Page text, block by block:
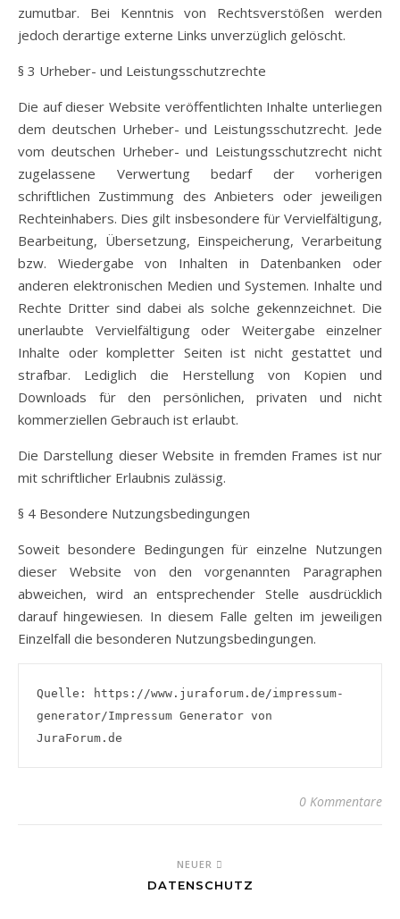
zumutbar. Bei Kenntnis von Rechtsverstößen werden
jedoch derartige externe Links unverzüglich gelöscht.
§ 3 Urheber- und Leistungsschutzrechte
Die auf dieser Website veröffentlichten Inhalte unterliegen
dem deutschen Urheber- und Leistungsschutzrecht. Jede
vom deutschen Urheber- und Leistungsschutzrecht nicht
zugelassene Verwertung bedarf der vorherigen
schriftlichen Zustimmung des Anbieters oder jeweiligen
Rechteinhabers. Dies gilt insbesondere für Vervielfältigung,
Bearbeitung, Übersetzung, Einspeicherung, Verarbeitung
bzw. Wiedergabe von Inhalten in Datenbanken oder
anderen elektronischen Medien und Systemen. Inhalte und
Rechte Dritter sind dabei als solche gekennzeichnet. Die
unerlaubte Vervielfältigung oder Weitergabe einzelner
Inhalte oder kompletter Seiten ist nicht gestattet und
strafbar. Lediglich die Herstellung von Kopien und
Downloads für den persönlichen, privaten und nicht
kommerziellen Gebrauch ist erlaubt.
Die Darstellung dieser Website in fremden Frames ist nur
mit schriftlicher Erlaubnis zulässig.
§ 4 Besondere Nutzungsbedingungen
Soweit besondere Bedingungen für einzelne Nutzungen
dieser Website von den vorgenannten Paragraphen
abweichen, wird an entsprechender Stelle ausdrücklich
darauf hingewiesen. In diesem Falle gelten im jeweiligen
Einzelfall die besonderen Nutzungsbedingungen.
Quelle: https://www.juraforum.de/impressum-
generator/Impressum Generator von
JuraForum.de
0 Kommentare
NEUER
DATENSCHUTZ